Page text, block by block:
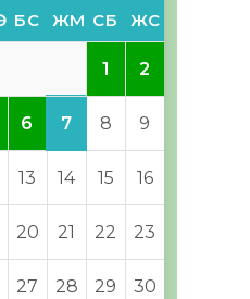
БС ЖМ СБ ЖС
1 2
6 7 8 9
13 14 15 16
20 21 22 23
27 28 29 30